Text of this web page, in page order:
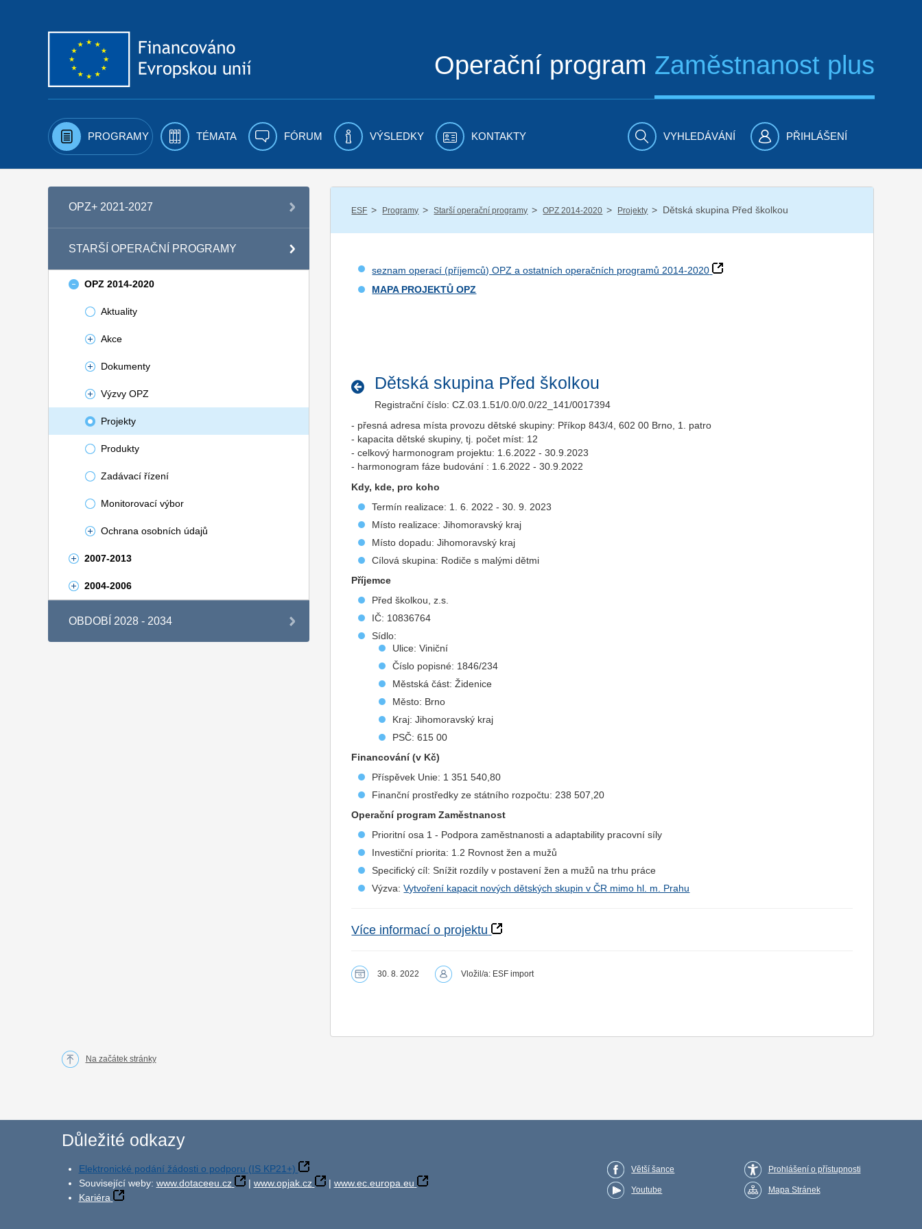
Operační program Zaměstnanost plus
PROGRAMY TÉMATA FÓRUM VÝSLEDKY KONTAKTY VYHLEDÁVÁNÍ PŘIHLÁŠENÍ
OPZ+ 2021-2027
STARŠÍ OPERAČNÍ PROGRAMY
OPZ 2014-2020
Aktuality
Akce
Dokumenty
Výzvy OPZ
Projekty
Produkty
Zadávací řízení
Monitorovací výbor
Ochrana osobních údajů
2007-2013
2004-2006
OBDOBÍ 2028 - 2034
ESF / Programy / Starší operační programy / OPZ 2014-2020 / Projekty / Dětská skupina Před školkou
seznam operací (příjemců) OPZ a ostatních operačních programů 2014-2020
MAPA PROJEKTŮ OPZ
Dětská skupina Před školkou
Registrační číslo: CZ.03.1.51/0.0/0.0/22_141/0017394
- přesná adresa místa provozu dětské skupiny: Příkop 843/4, 602 00 Brno, 1. patro
- kapacita dětské skupiny, tj. počet míst: 12
- celkový harmonogram projektu: 1.6.2022 - 30.9.2023
- harmonogram fáze budování : 1.6.2022 - 30.9.2022
Kdy, kde, pro koho
Termín realizace: 1. 6. 2022 - 30. 9. 2023
Místo realizace: Jihomoravský kraj
Místo dopadu: Jihomoravský kraj
Cílová skupina: Rodiče s malými dětmi
Příjemce
Před školkou, z.s.
IČ: 10836764
Sídlo:
Ulice: Viniční
Číslo popisné: 1846/234
Městská část: Židenice
Město: Brno
Kraj: Jihomoravský kraj
PSČ: 615 00
Financování (v Kč)
Příspěvek Unie: 1 351 540,80
Finanční prostředky ze státního rozpočtu: 238 507,20
Operační program Zaměstnanost
Prioritní osa 1 - Podpora zaměstnanosti a adaptability pracovní síly
Investiční priorita: 1.2 Rovnost žen a mužů
Specifický cíl: Snížit rozdíly v postavení žen a mužů na trhu práce
Výzva:Vytvoření kapacit nových dětských skupin v ČR mimo hl. m. Prahu
Více informací o projektu
30. 8. 2022 Vložil/a: ESF import
Na začátek stránky
Důležité odkazy
Elektronické podání žádosti o podporu (IS KP21+)
Související weby: www.dotaceeu.cz | www.opjak.cz | www.ec.europa.eu
Kariéra
Větší šance
Youtube
Prohlášení o přístupnosti
Mapa Stránek